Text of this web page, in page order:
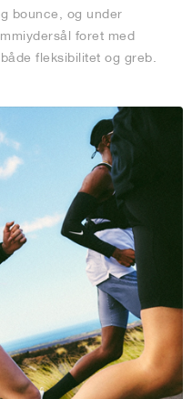
bounce, og under
foret med
fleksibilitet og greb.